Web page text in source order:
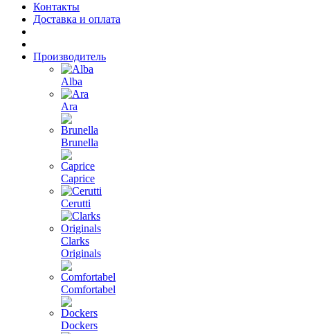
Контакты
Доставка и оплата
Производитель
Alba
Ara
Brunella
Caprice
Cerutti
Clarks
Originals
Comfortabel
Dockers